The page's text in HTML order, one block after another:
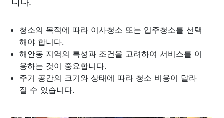
청소의 목적에 따라 이사청소 또는 입주청소를 선택
해야 합니다.
해안동 지역의 특성과 조건을 고려하여 서비스를 이
용하는 것이 중요합니다.
주거 공간의 크기와 상태에 따라 청소 비용이 달라
질 수 있습니다.